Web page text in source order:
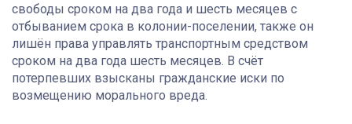
свободы сроком на два года и шесть месяцев с
отбыванием срока в колонии-поселении, также он
лишён права управлять транспортным средством
сроком на два года шесть месяцев. В счёт
потерпевших взысканы гражданские иски по
возмещению морального вреда.